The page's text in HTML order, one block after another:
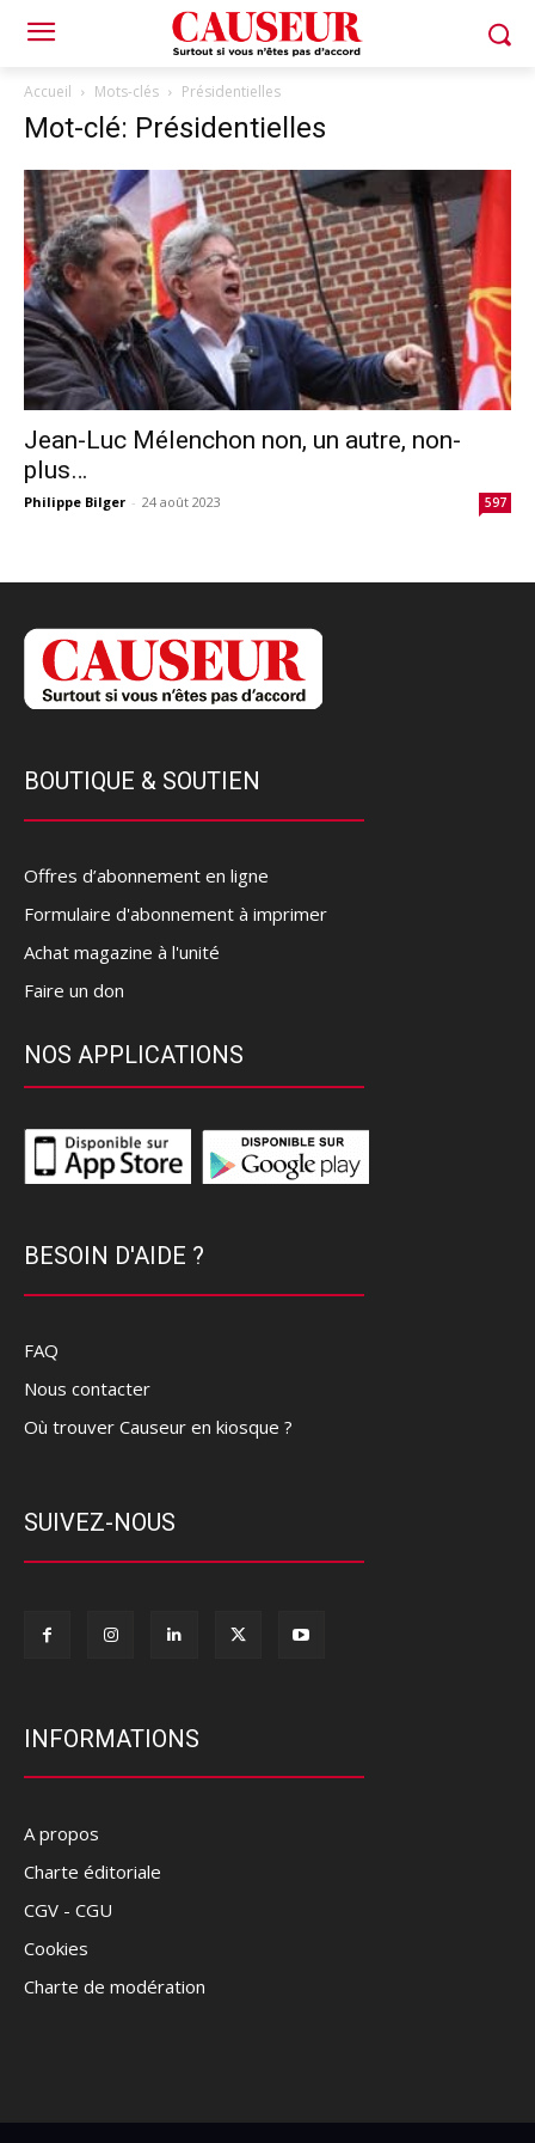
Accueil Mots-clés Présidentielles
Mot-clé: Présidentielles
Jean-Luc Mélenchon non, un autre, non-
plus…
Philippe Bilger - 24 août 2023 597
BOUTIQUE & SOUTIEN
Offres d’abonnement en ligne
Formulaire d'abonnement à imprimer
Achat magazine à l'unité
Faire un don
NOS APPLICATIONS
BESOIN D'AIDE ?
FAQ
Nous contacter
Où trouver Causeur en kiosque ?
SUIVEZ-NOUS
INFORMATIONS
A propos
Charte éditoriale
CGV - CGU
Cookies
Charte de modération